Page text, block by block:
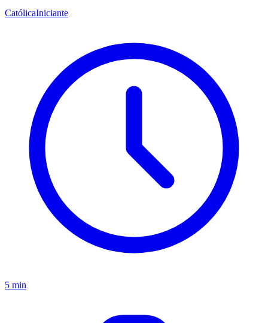
CatólicaIniciante
5 min